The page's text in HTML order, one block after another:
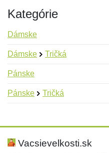
Kategórie
Dámske
Dámske Tričká
Pánske
Pánske Tričká
Hodnotenie:
Meno:
Vacsievelkosti.sk